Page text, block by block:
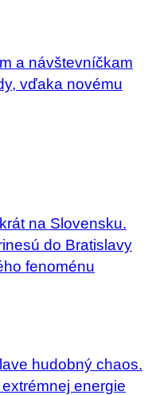
a návštevníčkam
vďaka novému
na Slovensku.
do Bratislavy
fenoménu
hudobný chaos.
energie